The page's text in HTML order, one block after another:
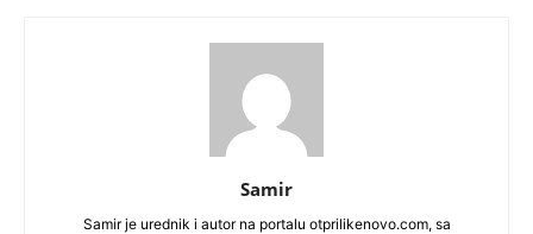
Samir
Samir je urednik i autor na portalu otprilikenovo.com, sa